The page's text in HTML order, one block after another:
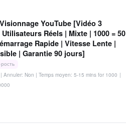
YouTube [Vidéo 3
Réels | Mixte | 1000 = 50
Rapide | Vitesse Lente |
| Garantie 90 jours]
Annuler: Non | Temps moyen: 5-15 mins for 1000 |